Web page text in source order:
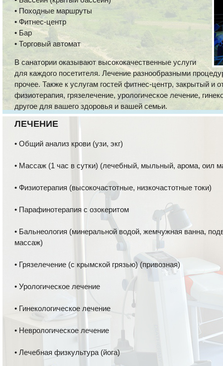
• Походные маршруты
• Фитнес-центр
• Бар
• Торговый автомат
В санатории оказывают высококачественные услуги
для каждого посетителя. Лечение разнообразными
прочее. Также к услугам гостей фитнес-центр, закрытый
физиотерапия, грязелечение, урологическое лечение,
другое для вашего здоровья и вашей семьи.
ЛЕЧЕНИЕ
• Общий анализ крови (узи, экг)
• Массаж (1 час в сутки) (лечебный, мыльный, арома, оил
• Физиотерапия (высокочастотные, низкочастотные токи)
• Парафинотерапия с озокеритом
• Бальнеология (минеральной водой, жемчужная ванна,
массаж)
• Грязелечение (с крымской грязью) (привозная)
• Урологическое лечение
• Гинекологическое лечение
• Неврологическое лечение
• Лечебная физкультура (йога)